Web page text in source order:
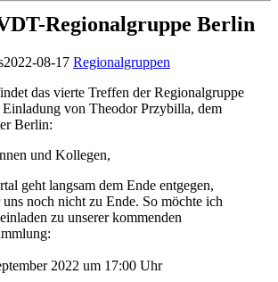
Regionalgruppe Berlin
2022-08-17 Regionalgruppen
das vierte Treffen der Regionalgruppe
von Theodor Przybilla, dem
Berlin:
und Kollegen,
geht langsam dem Ende entgegen,
noch nicht zu Ende. So möchte ich
zu unserer kommenden
2022 um 17:00 Uhr